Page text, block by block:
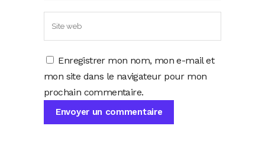
Enregistrer mon nom, mon e-mail et
mon site dans le navigateur pour mon
prochain commentaire.